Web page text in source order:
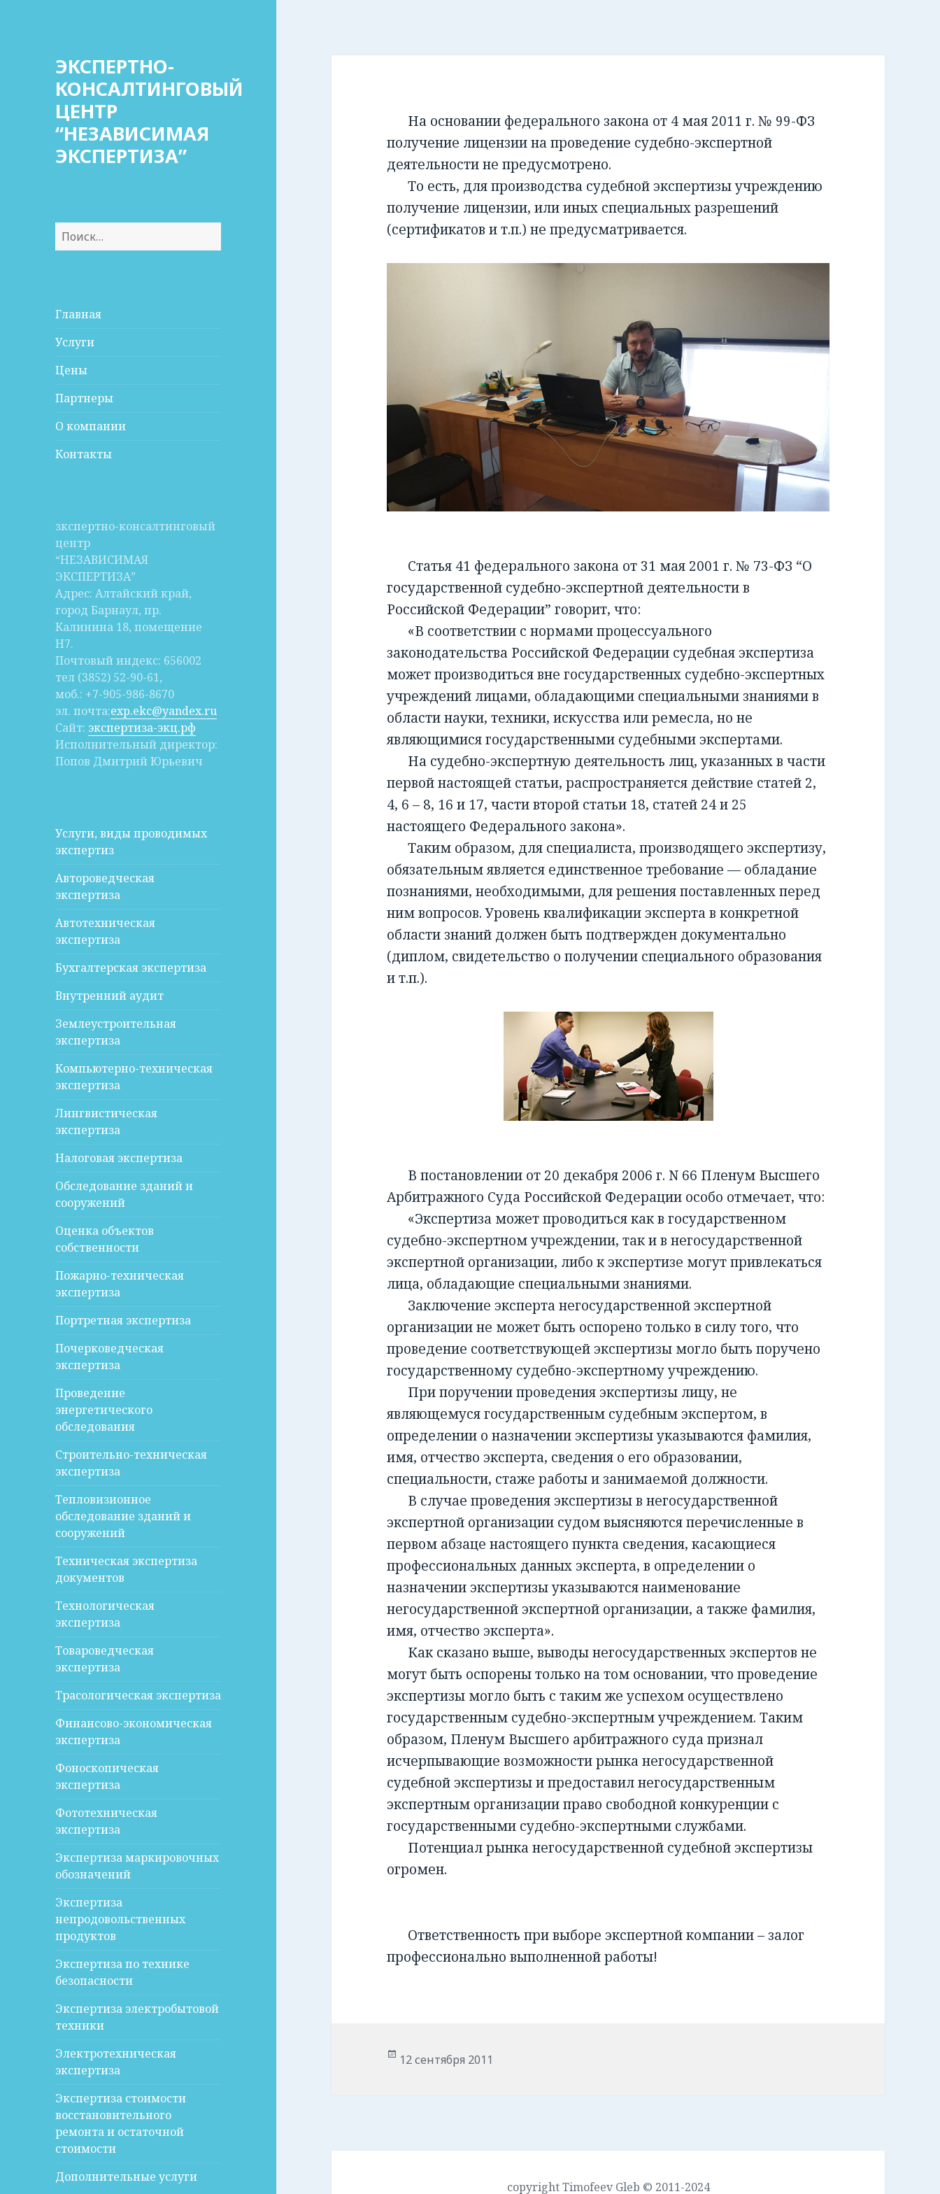
ЭКСПЕРТНО-
КОНСАЛТИНГОВЫЙ
ЦЕНТР
“НЕЗАВИСИМАЯ
ЭКСПЕРТИЗА”
Найти:
Главная
Услуги
Цены
Партнеры
О компании
Контакты
зкспертно-консалтинговый
центр
“НЕЗАВИСИМАЯ
ЭКСПЕРТИЗА”
Адрес: Алтайский край,
город Барнаул, пр.
Калинина 18, помещение
Н7.
Почтовый индекс: 656002
тел (3852) 52-90-61,
моб.: +7-905-986-8670
эл. почта:exp.ekc@yandex.ru
Сайт: экспертиза-экц.рф
Исполнительный директор:
Попов Дмитрий Юрьевич
Услуги, виды проводимых
экспертиз
Автороведческая
экспертиза
Автотехническая
экспертиза
Бухгалтерская экспертиза
Внутренний аудит
Землеустроительная
экспертиза
Компьютерно-техническая
экспертиза
Лингвистическая
экспертиза
Налоговая экспертиза
Обследование зданий и
сооружений
Оценка объектов
собственности
Пожарно-техническая
экспертиза
Портретная экспертиза
Почерковедческая
экспертиза
Проведение
энергетического
обследования
Строительно-техническая
экспертиза
Тепловизионное
обследование зданий и
сооружений
Техническая экспертиза
документов
Технологическая
экспертиза
Товароведческая
экспертиза
Трасологическая экспертиза
Финансово-экономическая
экспертиза
Фоноскопическая
экспертиза
Фототехническая
экспертиза
Экспертиза маркировочных
обозначений
Экспертиза
непродовольственных
продуктов
Экспертиза по технике
безопасности
Экспертиза электробытовой
техники
Электротехническая
экспертиза
Экспертиза стоимости
восстановительного
ремонта и остаточной
стоимости
Дополнительные услуги
На основании федерального закона от 4 мая 2011 г. № 99-ФЗ
получение лицензии на проведение судебно-экспертной
деятельности не предусмотрено.
То есть, для производства судебной экспертизы учреждению
получение лицензии, или иных специальных разрешений
(сертификатов и т.п.) не предусматривается.
Статья 41 федерального закона от 31 мая 2001 г. № 73-ФЗ “О
государственной судебно-экспертной деятельности в
Российской Федерации” говорит, что:
«В соответствии с нормами процессуального
законодательства Российской Федерации судебная экспертиза
может производиться вне государственных судебно-экспертных
учреждений лицами, обладающими специальными знаниями в
области науки, техники, искусства или ремесла, но не
являющимися государственными судебными экспертами.
На судебно-экспертную деятельность лиц, указанных в части
первой настоящей статьи, распространяется действие статей 2,
4, 6 – 8, 16 и 17, части второй статьи 18, статей 24 и 25
настоящего Федерального закона».
Таким образом, для специалиста, производящего экспертизу,
обязательным является единственное требование — обладание
познаниями, необходимыми, для решения поставленных перед
ним вопросов. Уровень квалификации эксперта в конкретной
области знаний должен быть подтвержден документально
(диплом, свидетельство о получении специального образования
и т.п.).
В постановлении от 20 декабря 2006 г. N 66 Пленум Высшего
Арбитражного Суда Российской Федерации особо отмечает, что:
«Экспертиза может проводиться как в государственном
судебно-экспертном учреждении, так и в негосударственной
экспертной организации, либо к экспертизе могут привлекаться
лица, обладающие специальными знаниями.
Заключение эксперта негосударственной экспертной
организации не может быть оспорено только в силу того, что
проведение соответствующей экспертизы могло быть поручено
государственному судебно-экспертному учреждению.
При поручении проведения экспертизы лицу, не
являющемуся государственным судебным экспертом, в
определении о назначении экспертизы указываются фамилия,
имя, отчество эксперта, сведения о его образовании,
специальности, стаже работы и занимаемой должности.
В случае проведения экспертизы в негосударственной
экспертной организации судом выясняются перечисленные в
первом абзаце настоящего пункта сведения, касающиеся
профессиональных данных эксперта, в определении о
назначении экспертизы указываются наименование
негосударственной экспертной организации, а также фамилия,
имя, отчество эксперта».
Как сказано выше, выводы негосударственных экспертов не
могут быть оспорены только на том основании, что проведение
экспертизы могло быть с таким же успехом осуществлено
государственным судебно-экспертным учреждением. Таким
образом, Пленум Высшего арбитражного суда признал
исчерпывающие возможности рынка негосударственной
судебной экспертизы и предоставил негосударственным
экспертным организации право свободной конкуренции с
государственными судебно-экспертными службами.
Потенциал рынка негосударственной судебной экспертизы
огромен.
Ответственность при выборе экспертной компании – залог
профессионально выполненной работы!
Опубликовано
12 сентября 2011
copyright Timofeev Gleb © 2011-2024